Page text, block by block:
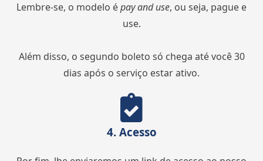
Lembre-se, o modelo épay and use, ou seja, pague e
use.
Além disso, o segundo boleto só chega até você 30
dias após o serviço estar ativo.
4. Acesso